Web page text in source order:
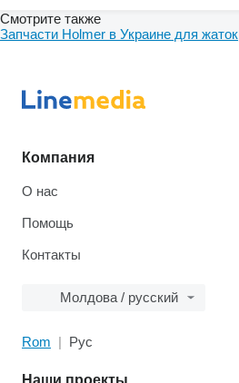
Смотрите также
Запчасти Holmer в Украине для жаток
Компания
О нас
Помощь
Контакты
Молдова / русский
Rom Рус